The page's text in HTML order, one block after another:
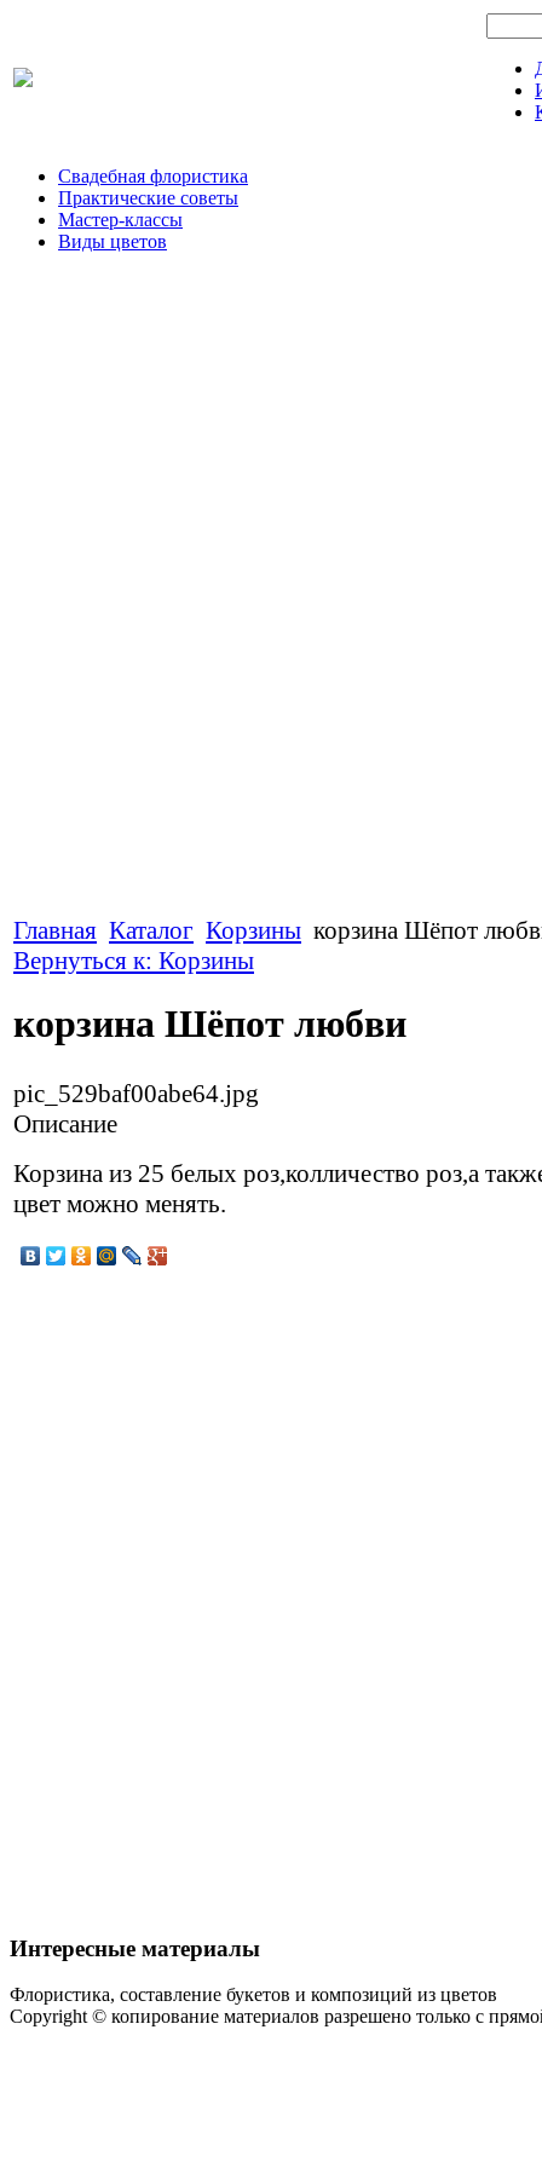
Свадебная флористика
Практические советы
Мастер-классы
Виды цветов
Главная Каталог Корзины корзина Шёпот
Вернуться к: Корзины
корзина Шёпот любви
pic_529baf00abe64.jpg
Описание
Корзина из 25 белых роз,колличество роз,а
цвет можно менять.
Интересные материалы
Флористика, составление букетов и композиций из цветов
Copyright © копирование материалов разрешено только с